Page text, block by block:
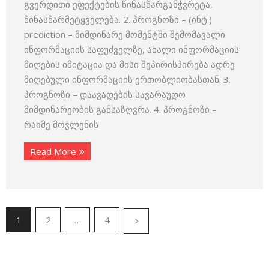
გვერდითი ეფექტების წინასწარგანჭვრეტა,
წინასწარმეტყველება. 2. პროგნოზი – (ინტ.)
prediction – მიმდინარე მომენტში შემომავალი
ინფორმაციის საფუძველზე, ახალი ინფორმაციის
მიღების იმიტაცია და მისი შეპირისპირება ადრე
მიღებული ინფორმაციის ერთობლიობასთან. 3.
პროგნოზი – დაავადების სავარაუდო
მიმდინარეობის განსაზღვრა. 4. პროგნოზი –
რაიმე მოვლენის
Read More
1 2 … 4